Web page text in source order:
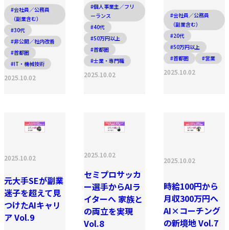
#会社員／公務員
（副業含む）
#30代
#非公開／社内改善
#首都圏
#IT・機械技術
2025.10.02
#個人事業主／フリ
ーランス
#40代
#50万円以上
#首都圏
#士業・専門職
2025.10.02
#会社員／公務員
（副業含む）
#20代
#50万円以上
#首都圏
#営業
2025.10.02
2025.10.02
元大手SEが副業
迷子を超えて見
つけたAIキャリ
ア Vol.9
2025.10.02
セミプロサッカ
ー選手からAIラ
イターへ 家族と
の両立を実現
Vol.8
2025.10.02
時給100円から
月収300万円へ
AI×コーチング
の新境地 Vol.7